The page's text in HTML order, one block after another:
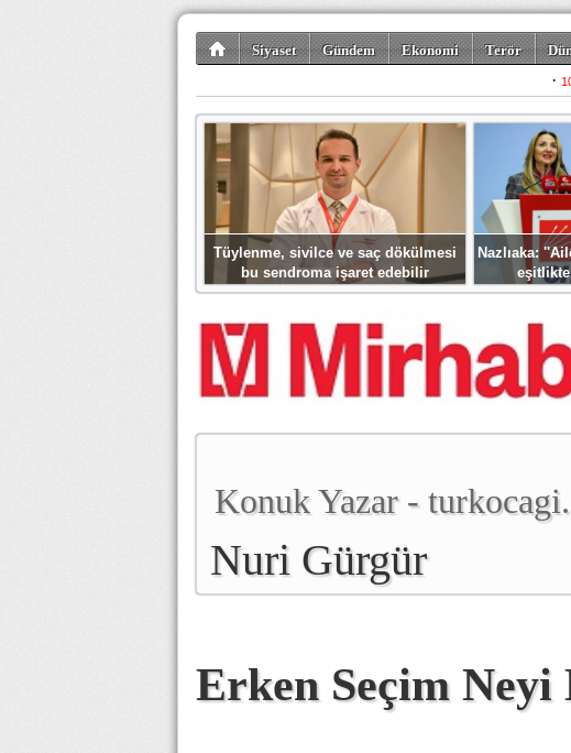
Siyaset Gündem Ekonomi Terör
Tüylenme, sivilce ve saç dökülmesi
bu sendroma işaret edebilir
Nazlıaka:
Konuk Yazar -
Nuri Gürgür
Erken Seçim Neyi